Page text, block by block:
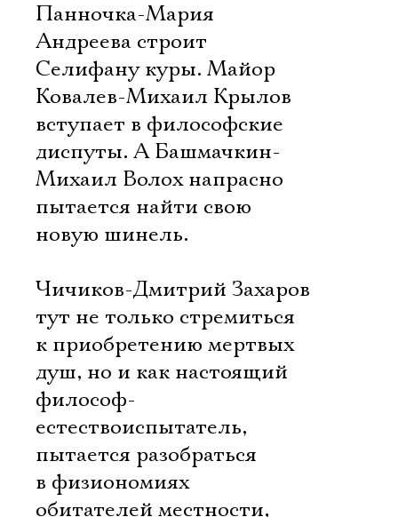
Панночка-Мария
Андреева строит
Селифану куры. Майор
Ковалев-Михаил Крылов
вступает в философские
диспуты. А Башмачкин-
Михаил Волох напрасно
пытается найти свою
новую шинель.
Чичиков-Дмитрий Захаров
тут не только стремиться
к приобретению мертвых
душ, но и как настоящий
философ-
естествоиспытатель,
пытается разобраться
в физиономиях
обитателей местности,